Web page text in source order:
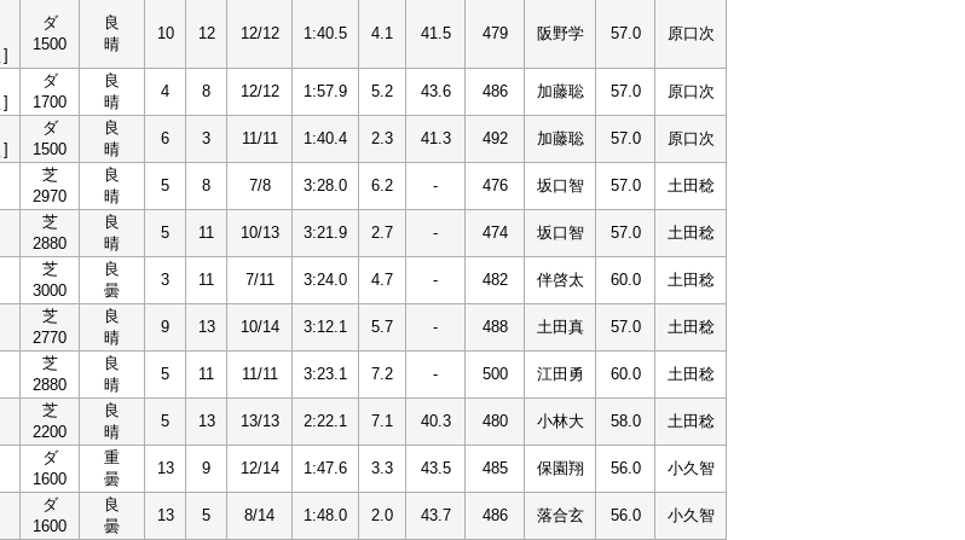
]
ダ
1500
良
晴
10 12 12/12 1:40.5 4.1 41.5 479 阪野学 57.0 原口次
]
ダ
1700
良
晴
4 8 12/12 1:57.9 5.2 43.6 486 加藤聡 57.0 原口次
]
ダ
1500
良
晴
6 3 11/11 1:40.4 2.3 41.3 492 加藤聡 57.0 原口次
芝
2970
良
晴
5 8 7/8 3:28.0 6.2 - 476 坂口智 57.0 土田稔
芝
2880
良
晴
5 11 10/13 3:21.9 2.7 - 474 坂口智 57.0 土田稔
芝
3000
良
曇
3 11 7/11 3:24.0 4.7 - 482 伴啓太 60.0 土田稔
芝
2770
良
晴
9 13 10/14 3:12.1 5.7 - 488 土田真 57.0 土田稔
芝
2880
良
晴
5 11 11/11 3:23.1 7.2 - 500 江田勇 60.0 土田稔
芝
2200
良
晴
5 13 13/13 2:22.1 7.1 40.3 480 小林大 58.0 土田稔
ダ
1600
重
曇
13 9 12/14 1:47.6 3.3 43.5 485 保園翔 56.0 小久智
ダ
1600
良
曇
13 5 8/14 1:48.0 2.0 43.7 486 落合玄 56.0 小久智